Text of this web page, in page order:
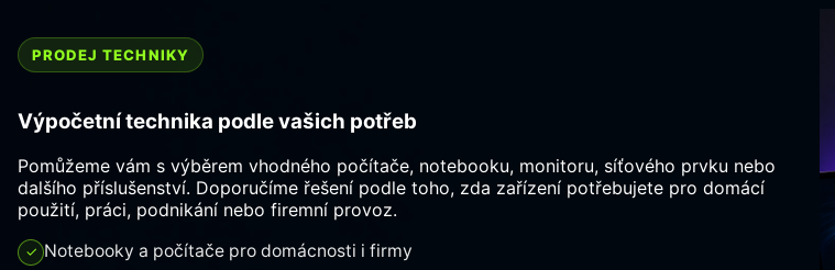
PRODEJ TECHNIKY
Výpočetní technika podle vašich potřeb
Pomůžeme vám s výběrem vhodného počítače, notebooku, monitoru, síťového prvku nebo
dalšího příslušenství. Doporučíme řešení podle toho, zda zařízení potřebujete pro domácí
použití, práci, podnikání nebo firemní provoz.
✓ Notebooky a počítače pro domácnosti i firmy